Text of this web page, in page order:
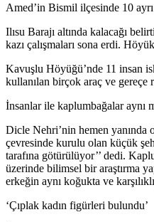
Amed’in Bismil ilçesinde 10 ayrı
Ilısu Barajı altında kalacağı
kazı çalışmaları sona erdi.
Kavuşlu Höyüğü’nde 11 insan
kullanılan birçok araç ve gereçe
İnsanlar ile kaplumbağalar aynı
Dicle Nehri’nin hemen yanında
çevresinde kurulu olan küçük
tarafına götürülüyor’’ dedi.
üzerinde bilimsel bir araştırma
erkeğin aynı koğukta ve
‘Çıplak kadın figürleri bulundu’